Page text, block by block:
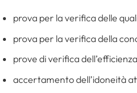
prova per la verifica delle
prova per la verifica della
prove di verifica
accertamento dell’idoneità